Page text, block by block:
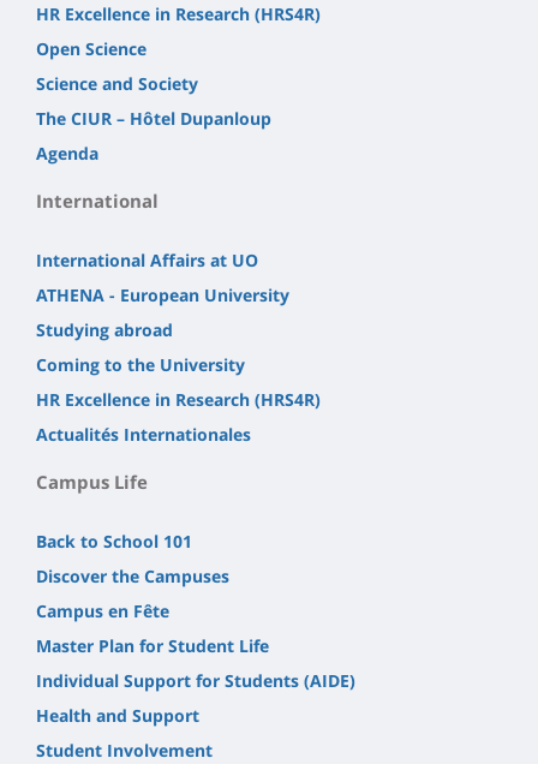
HR Excellence in Research (HRS4R)
Open Science
Science and Society
The CIUR – Hôtel Dupanloup
Agenda
International
International Affairs at UO
ATHENA - European University
Studying abroad
Coming to the University
HR Excellence in Research (HRS4R)
Actualités Internationales
Campus Life
Back to School 101
Discover the Campuses
Campus en Fête
Master Plan for Student Life
Individual Support for Students (AIDE)
Health and Support
Student Involvement